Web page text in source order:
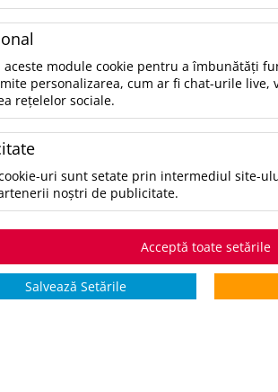
lei/buc
110256 Buc
47.7 lei/buc96.14 lei
*pret valabil in limita stocului
intern disponibil
aceste module cookie pentru a îmbunătăți
personalizarea, cum ar fi chat-urile live,
rețelelor sociale.
uri sunt setate prin intermediul site-
noștri de publicitate.
Acceptă toate setările
Salvează Setările